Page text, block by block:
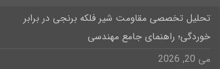
تحلیل تخصصی مقاومت شیر فلکه برنجی در برابر
خوردگی؛ راهنمای جامع مهندسی
می 20, 2026